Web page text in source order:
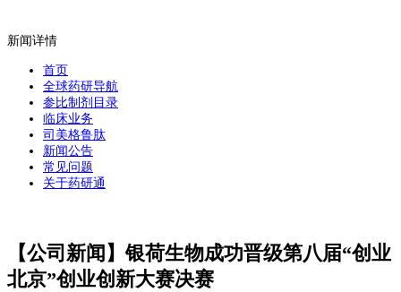
新闻详情
首页
全球药研导航
参比制剂目录
临床业务
司美格鲁肽
新闻公告
常见问题
关于药研通
【公司新闻】银荷生物成功晋级第八届“创业
北京”创业创新大赛决赛